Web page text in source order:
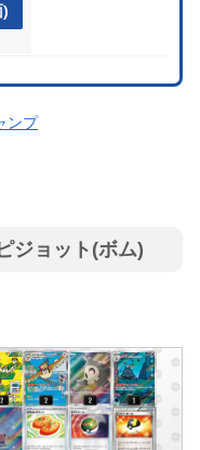
)
ンプ
ジョット(ボム)